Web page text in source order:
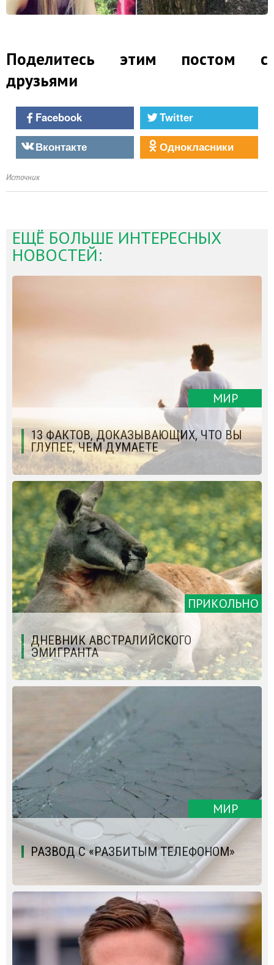
Поделитесь этим постом с
друзьями
Facebook
Twitter
Вконтакте
Однокласники
Источник
ЕЩЁ БОЛЬШЕ ИНТЕРЕСНЫХ
НОВОСТЕЙ:
МИР
13 ФАКТОВ, ДОКАЗЫВАЮЩИХ, ЧТО ВЫ
ГЛУПЕЕ, ЧЕМ ДУМАЕТЕ
ПРИКОЛЬНО
ДНЕВНИК АВСТРАЛИЙСКОГО
ЭМИГРАНТА
МИР
РАЗВОД С «РАЗБИТЫМ ТЕЛЕФОНОМ»